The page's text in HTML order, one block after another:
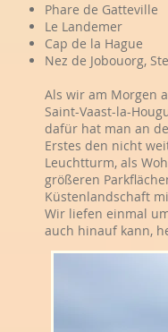
Phare de Gatteville
Le Landemer
Cap de la Hague
Nez de Jobouorg,
Als wir am Morgen
Saint-Vaast-la-
dafür hat man an
Erstes den nicht
Leuchtturm, als
größeren
Küstenlandschaft
Wir liefen einmal
auch hinauf kann,